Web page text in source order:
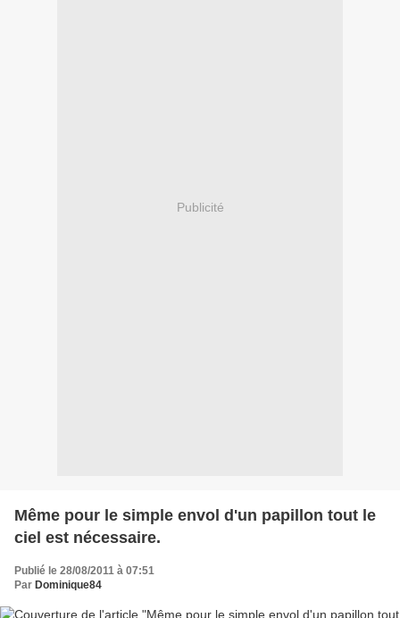
Publicité
Même pour le simple envol d'un papillon tout le
ciel est nécessaire.
Publié le 28/08/2011 à 07:51
Par Dominique84